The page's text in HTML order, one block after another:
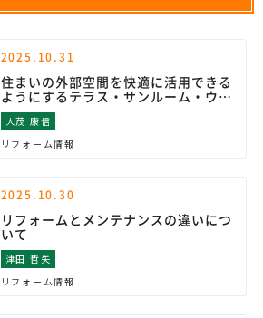
2025.10.31
住まいの外部空間を快適に活用できる
ようにするテラス・サンルーム・ウッ
ドデッキ
大茂 康信
リフォーム情報
2025.10.30
リフォームとメンテナンスの違いにつ
いて
津田 哲矢
リフォーム情報